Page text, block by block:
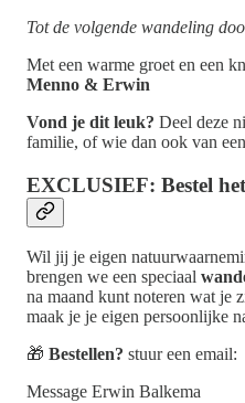
Tot de volgende wandeling
Met een warme groet en een
Menno & Erwin
Vond je dit leuk? Deel deze
familie, of wie dan ook van
EXCLUSIEF: Bestel
Wil jij je eigen
brengen we een speciaal
na maand kunt noteren wat je
maak je je eigen persoonlijke
🎁 Bestellen? stuur een email:
Message Erwin Balkema